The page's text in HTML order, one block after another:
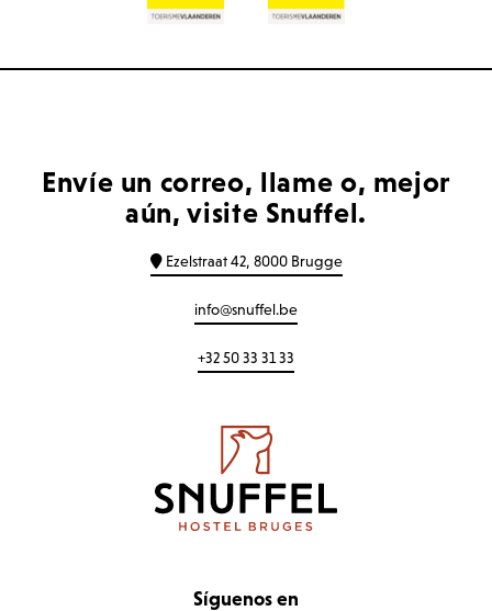
Envíe un correo, llame o, mejor
aún, visite Snuffel.
Ezelstraat 42, 8000 Brugge
info@snuffel.be
+32 50 33 31 33
Síguenos en